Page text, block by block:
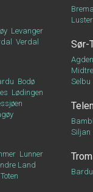
Levanger
Verdal
Bodø
Lødingen
Lunner
Land
Luster
Sør-
Selbu
Siljan